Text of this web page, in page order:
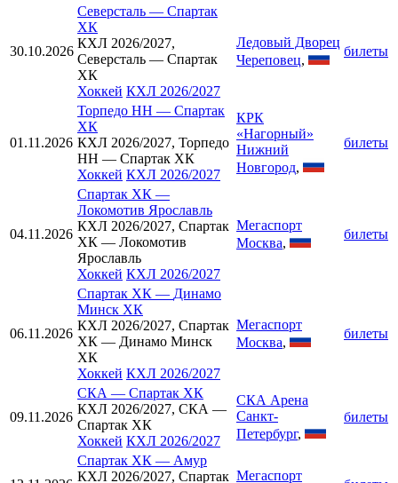
30.10.2026
Северсталь — Спартак
ХК
КХЛ 2026/2027,
Северсталь — Спартак
ХК
Хоккей КХЛ 2026/2027
Ледовый Дворец
Череповец,
билеты
01.11.2026
Торпедо НН — Спартак
ХК
КХЛ 2026/2027, Торпедо
НН — Спартак ХК
Хоккей КХЛ 2026/2027
КРК
«Нагорный»
Нижний
Новгород,
билеты
04.11.2026
Спартак ХК —
Локомотив Ярославль
КХЛ 2026/2027, Спартак
ХК — Локомотив
Ярославль
Хоккей КХЛ 2026/2027
Мегаспорт
Москва,
билеты
06.11.2026
Спартак ХК — Динамо
Минск ХК
КХЛ 2026/2027, Спартак
ХК — Динамо Минск
ХК
Хоккей КХЛ 2026/2027
Мегаспорт
Москва,
билеты
09.11.2026
СКА — Спартак ХК
КХЛ 2026/2027, СКА —
Спартак ХК
Хоккей КХЛ 2026/2027
СКА Арена
Санкт-
Петербург,
билеты
Спартак ХК — Амур
КХЛ 2026/2027, Спартак Мегаспорт